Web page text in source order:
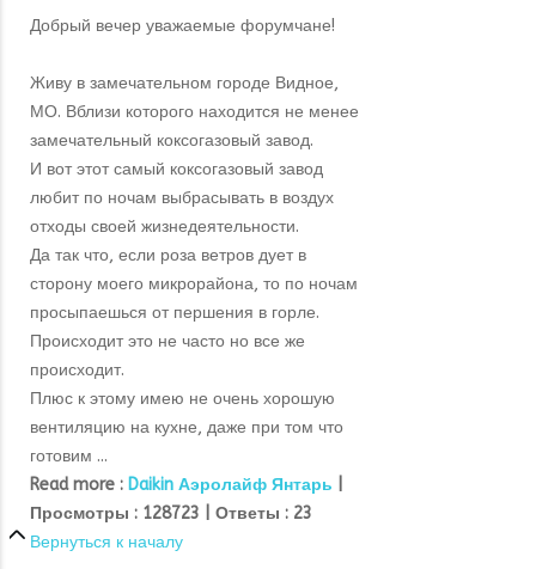
Добрый вечер уважаемые форумчане!
Живу в замечательном городе Видное,
МО. Вблизи которого находится не менее
замечательный коксогазовый завод.
И вот этот самый коксогазовый завод
любит по ночам выбрасывать в воздух
отходы своей жизнедеятельности.
Да так что, если роза ветров дует в
сторону моего микрорайона, то по ночам
просыпаешься от першения в горле.
Происходит это не часто но все же
происходит.
Плюс к этому имею не очень хорошую
вентиляцию на кухне, даже при том что
готовим ...
Read more : Daikin Аэролайф Янтарь
Просмотры : 128723 | Ответы : 23
Вернуться к началу